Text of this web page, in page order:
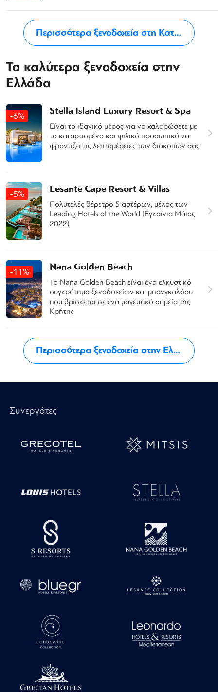
Περισσότερα ξενοδοχεία στη Κατερίνη
Τα καλύτερα ξενοδοχεία στην
Ελλάδα
-6% Stella Island Luxury Resort & Spa
Είναι το ιδανικό μέρος για να χαλαρώσετε με
το καταρτισμένο και φιλικό προσωπικό να
φροντίζει τις λεπτομέρειες των διακοπών σας
-5% Lesante Cape Resort & Villas
Πολυτελές θέρετρο 5 αστέρων, μέλος των
Leading Hotels of the World (Εγκαίνια Μάιος
2022)
-11% Nana Golden Beach
Το Nana Golden Beach είναι ένα ελκυστικό
συγκρότημα ξενοδοχείων και μπανγκαλόου
που βρίσκεται σε ένα μαγευτικό σημείο της
Κρήτης
Περισσότερα ξενοδοχεία στην Ελλάδα
Συνεργάτες